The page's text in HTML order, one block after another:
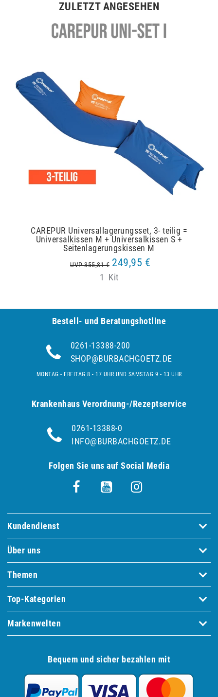
ZULETZT ANGESEHEN
CAREPUR Universallagerungsset, 3- teilig =
Universalkissen M + Universalkissen S +
Seitenlagerungskissen M
UVP 355,81 € 249,95 €
1 Kit
Bestell- und Be­ra­tungs­hot­line
0261-13388-200
SHOP@BURBACHGOETZ.DE
MONTAG - FREITAG 8 - 17 UHR UND SAMSTAG 9 - 13 UHR
Krankenhaus Verordnung-/Rezeptservice
0261-13388-0
INFO@BURBACHGOETZ.DE
Folgen Sie uns auf Social Media
Kundendienst
Über uns
Themen
Top-Kategorien
Markenwelten
Bequem und sicher bezahlen mit